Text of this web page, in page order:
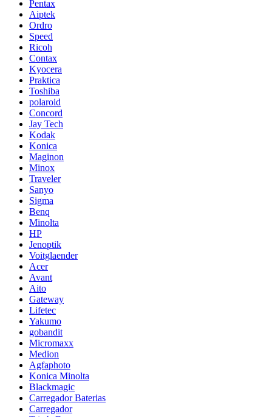
Pentax
Aiptek
Ordro
Speed
Ricoh
Contax
Kyocera
Praktica
Toshiba
polaroid
Concord
Jay Tech
Kodak
Konica
Maginon
Minox
Traveler
Sanyo
Sigma
Benq
Minolta
HP
Jenoptik
Voitglaender
Acer
Avant
Aito
Gateway
Lifetec
Yakumo
gobandit
Micromaxx
Medion
Agfaphoto
Konica Minolta
Blackmagic
Carregador Baterias
Carregador